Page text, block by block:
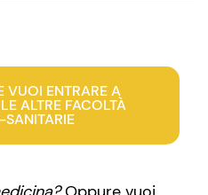
VUOI ENTRARE A
ALTRE FACOLTÀ